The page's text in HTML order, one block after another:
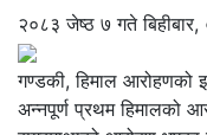
२०८३ जेष्ठ ७ गते
गण्डकी, हिमाल आरोहणको
अन्नपूर्ण प्रथम हिमालको